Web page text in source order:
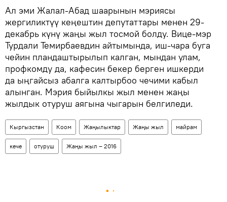
Ал эми Жалал-Абад шаарынын мэриясы
жергиликтүү кеңештин депутаттары менен 29-
декабрь күнү жаңы жыл тосмой болду. Вице-мэр
Турдали Темирбаевдин айтымында, иш-чара буга
чейин пландаштырылып калган, мындан улам,
профкомду да, кафесин бекер берген ишкерди
да ыңгайсыз абалга калтырбоо чечими кабыл
алынган. Мэрия быйылкы жыл менен жаңы
жылдык отуруш аягына чыгарын белгиледи.
Кыргызстан Коом Жаңылыктар Жаңы жыл майрам
кече отуруш Жаңы жыл – 2016